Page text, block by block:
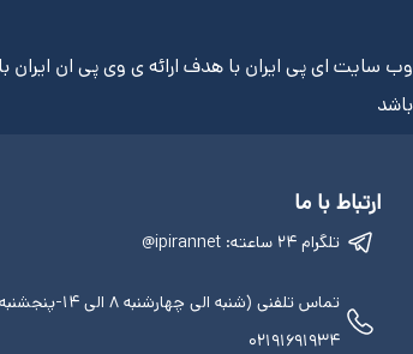
وب سایت ای پی ایران با هدف ارائه ی وی پی ان ایران
باشد
ارتباط با ما
تلگرام ۲۴ ساعته: ipirannet@
۰۲۱۹۱۶۹۱۹۳۴